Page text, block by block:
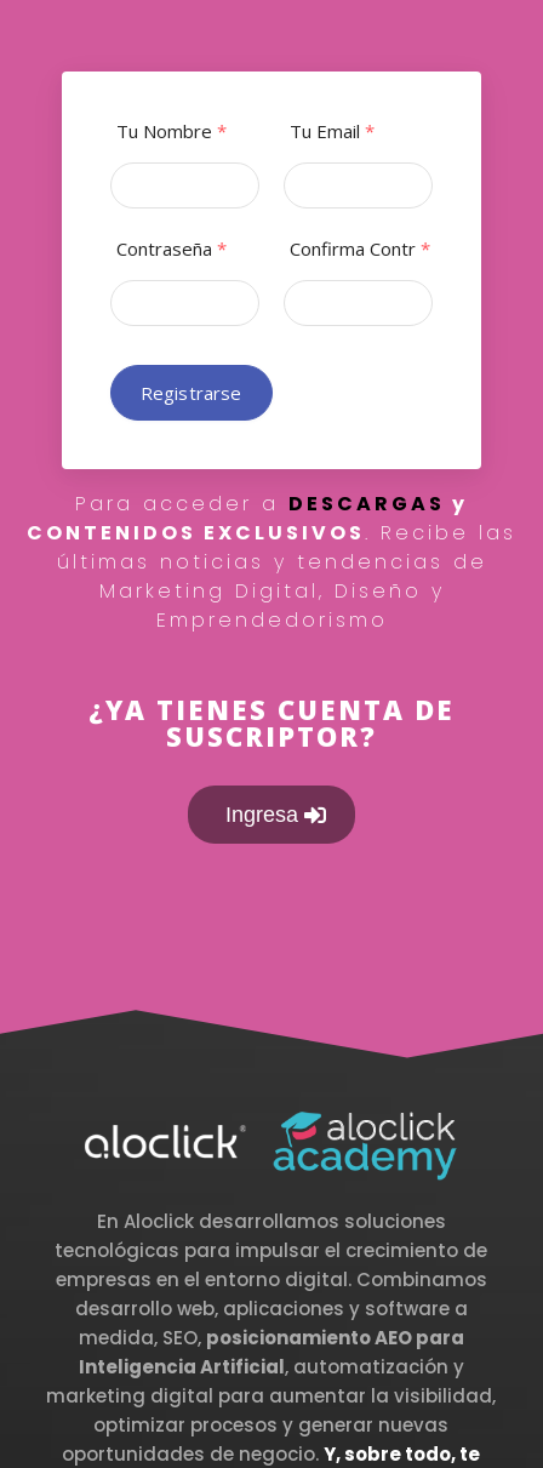
Tu Nombre * Tu Email *
Contraseña * Confirma Contr *
Registrarse
Para acceder a DESCARGAS y
CONTENIDOS EXCLUSIVOS. Recibe las
últimas noticias y tendencias de
Marketing Digital, Diseño y
Emprendedorismo
¿YA TIENES CUENTA DE
SUSCRIPTOR?
Ingresa
En Aloclick desarrollamos soluciones
tecnológicas para impulsar el crecimiento de
empresas en el entorno digital. Combinamos
desarrollo web, aplicaciones y software a
medida, SEO, posicionamiento AEO para
Inteligencia Artificial, automatización y
marketing digital para aumentar la visibilidad,
optimizar procesos y generar nuevas
oportunidades de negocio.Y, sobre todo, te